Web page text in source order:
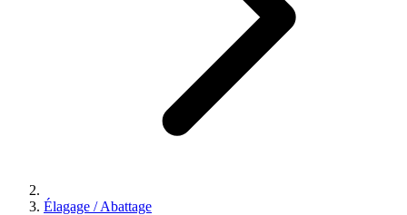
Élagage / Abattage